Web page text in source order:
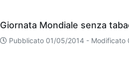
Eventi
Giornata Mondiale senza
Pubblicato 01/05/2014 - Modificato